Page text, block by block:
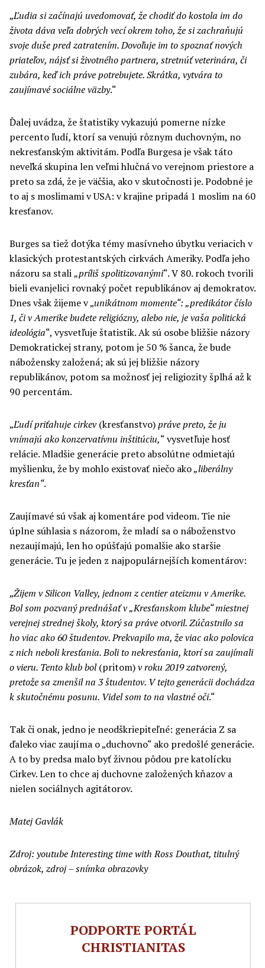
„Ľudia si začínajú uvedomovať, že chodiť do kostola im do
života dáva veľa dobrých vecíokrem toho, že si zachraňujú
svoje dušepredzatratením. Dovoľuje im to spoznať nových
priateľov, nájsť si životného partnera, stretnúť veterinára, či
zubára, keď ich práve potrebujete. Skrátka, vytvára to
zaujímavé sociálne väzby.“
Ďalej uvádza, že štatistiky vykazujú pomerne nízke
percento ľudí, ktorí sa venujú rôznym duchovným, no
nekresťanským aktivitám. Podľa Burgesa je však táto
neveľká skupina len veľmi hlučná vo verejnom priestore a
preto sa zdá, že je väčšia, ako v skutočnosti je. Podobné je
to aj s moslimami v USA: v krajine pripadá 1 moslim na 60
kresťanov.
Burges sa tiež dotýka témy masívneho úbytku veriacich v
klasických protestantských cirkvách Ameriky. Podľa jeho
názoru sa stali„príliš spolitizovanými“. V 80. rokoch tvorili
bieli evanjelici rovnaký počet republikánov aj demokratov.
Dnes však žijeme v „unikátnom momente“: „predikátor číslo
1, či v Amerike budete religiózny, alebo nie, je vaša politická
ideológia“, vysvetľuje štatistik. Ak sú osobe bližšie názory
Demokratickej strany, potom je 50 % šanca, že bude
nábožensky založená; ak sú jej bližšie názory
republikánov, potom sa možnosť jej religiozity šplhá až k
90 percentám.
„Ľudí priťahuje cirkev(kresťanstvo)práve preto, že ju
vnímajú ako konzervatívnu inštitúciu,“ vysvetľuje hosť
relácie. Mladšie generácie preto absolútne odmietajú
myšlienku, že by mohlo existovať niečo ako„liberálny
kresťan“.
Zaujímavé sú však aj komentáre pod videom. Tie nie
úplne súhlasia s názorom, že mladí sa o náboženstvo
nezaujímajú, len ho opúšťajú pomalšie ako staršie
generácie. Tu je jeden z najpopulárnejších komentárov:
„Žijem v Silicon Valley, jednom z centier ateizmu v Amerike.
Bol som pozvaný prednášať v „Kresťanskom klube“ miestnej
verejnej strednej školy, ktorý sa práve otvoril. Zúčastnilo sa
ho viac ako 60 študentov. Prekvapilo ma, že viac ako polovica
z nich neboli kresťania. Boli to nekresťania, ktorí sa zaujímali
o vieru. Tento klub bol(pritom)v roku 2019 zatvorený,
pretože sa zmenšil na 3 študentov. V tejto generácii dochádza
k skutočnému posunu. Videl som to na vlastné oči.“
Tak či onak, jedno je neodškriepiteľné: generácia Z sa
ďaleko viac zaujíma o „duchovno“ ako predošlé generácie.
A to by predsa malo byť živnou pôdou pre katolícku
Cirkev. Len to chce aj duchovne založených kňazov a
nielen sociálnych agitátorov.
Matej Gavlák
Zdroj: youtube Interesting time with Ross Douthat, titulný
obrázok, zdroj – snímka obrazovky
PODPORTE PORTÁL
CHRISTIANITAS